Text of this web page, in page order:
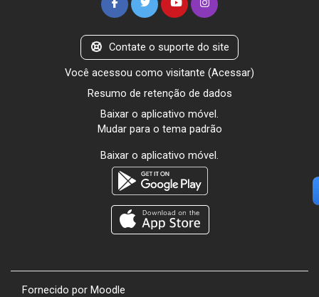
Contate o suporte do site
Você acessou como visitante (Acessar)
Resumo de retenção de dados
Baixar o aplicativo móvel.
Mudar para o tema padrão
Baixar o aplicativo móvel.
Fornecido por Moodle